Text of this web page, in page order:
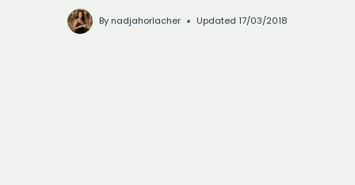
By nadjahorlacher Updated 17/03/2018